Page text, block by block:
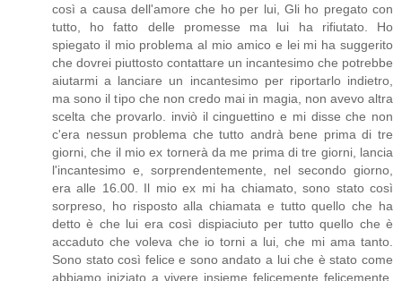
così a causa dell'amore che ho per lui, Gli ho pregato con
tutto, ho fatto delle promesse ma lui ha rifiutato. Ho
spiegato il mio problema al mio amico e lei mi ha suggerito
che dovrei piuttosto contattare un incantesimo che potrebbe
aiutarmi a lanciare un incantesimo per riportarlo indietro,
ma sono il tipo che non credo mai in magia, non avevo altra
scelta che provarlo. inviò il cinguettino e mi disse che non
c'era nessun problema che tutto andrà bene prima di tre
giorni, che il mio ex tornerà da me prima di tre giorni, lancia
l'incantesimo e, sorprendentemente, nel secondo giorno,
era alle 16.00. Il mio ex mi ha chiamato, sono stato così
sorpreso, ho risposto alla chiamata e tutto quello che ha
detto è che lui era così dispiaciuto per tutto quello che è
accaduto che voleva che io torni a lui, che mi ama tanto.
Sono stato così felice e sono andato a lui che è stato come
abbiamo iniziato a vivere insieme felicemente felicemente.